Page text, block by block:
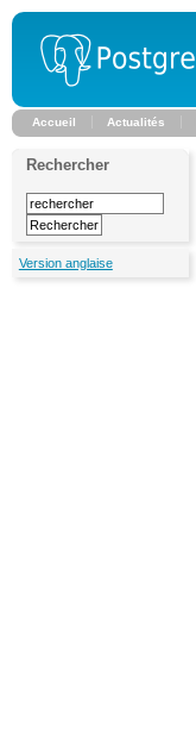
Accueil Actualités
Rechercher
Version anglaise